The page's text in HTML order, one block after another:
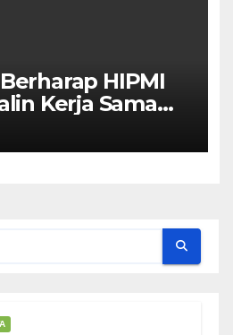
HIPMI
Kerja Sama